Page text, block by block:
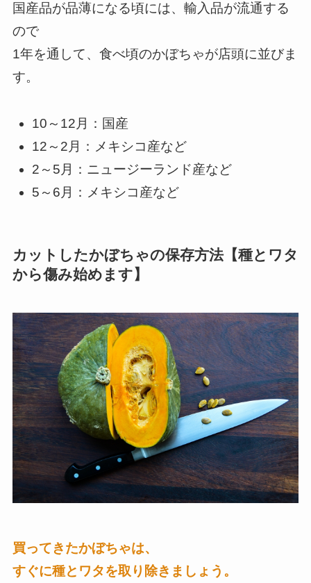
国産品が品薄になる頃には、輸入品が流通する
ので
1年を通して、食べ頃のかぼちゃが店頭に並びま
す。
10～12月：国産
12～2月：メキシコ産など
2～5月：ニュージーランド産など
5～6月：メキシコ産など
カットしたかぼちゃの保存方法【種とワタ
から傷み始めます】
買ってきたかぼちゃは、
すぐに種とワタを取り除きましょう。